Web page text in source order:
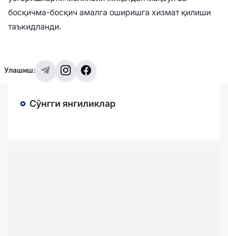
босқичма-босқич амалга оширишга хизмат қилиши
таъкидланди.
Улашиш:
Сўнгги янгиликлар